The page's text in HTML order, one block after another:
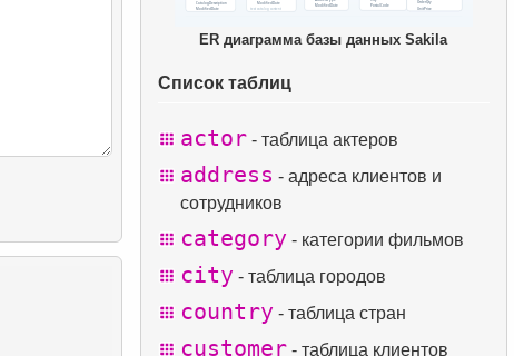
ER диаграмма базы данных Sakila
Список таблиц
actor - таблица актеров
address - адреса клиентов и
сотрудников
category - категории фильмов
city - таблица городов
country - таблица стран
customer - таблица клиентов